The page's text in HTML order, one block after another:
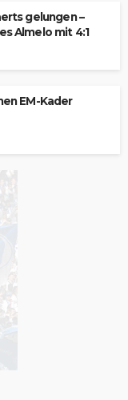
gelungen –
Almelo mit 4:1
EM-Kader